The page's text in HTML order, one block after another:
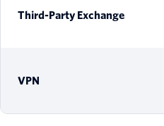
Third-Party Exchange
VPN